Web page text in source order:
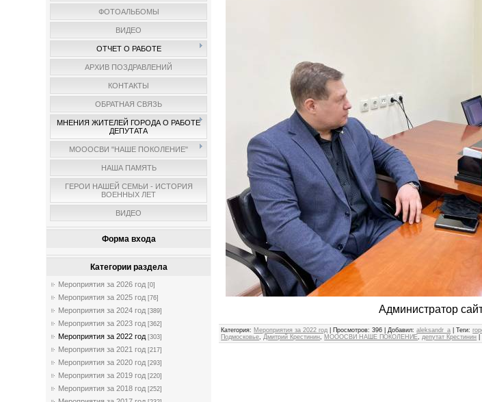
ФОТОАЛЬБОМЫ
ВИДЕО
ОТЧЕТ О РАБОТЕ
АРХИВ ПОЗДРАВЛЕНИЙ
КОНТАКТЫ
ОБРАТНАЯ СВЯЗЬ
МНЕНИЯ ЖИТЕЛЕЙ ГОРОДА О РАБОТЕ
ДЕПУТАТА
МОООСВИ "НАШЕ ПОКОЛЕНИЕ"
НАША ПАМЯТЬ
ГЕРОИ НАШЕЙ СЕМЬИ - ИСТОРИЯ
ВОЕННЫХ ЛЕТ
ВИДЕО
Форма входа
Категории раздела
Мероприятия за 2026 год [0]
Мероприятия за 2025 год [76]
Мероприятия за 2024 год [389]
Мероприятия за 2023 год [362]
Мероприятия за 2022 год [303]
Мероприятия за 2021 год [217]
Мероприятия за 2020 год [293]
Мероприятия за 2019 год [220]
Мероприятия за 2018 год [252]
Администратор
Категория: Мероприятия за 2022 год Просмотров: 396 | Добавил:aleksandr_a |Теги:
Подмосковье
Дмитрий Крестинин МОООСВИ НАШЕ ПОКОЛЕНИЕ депутат Крестинин